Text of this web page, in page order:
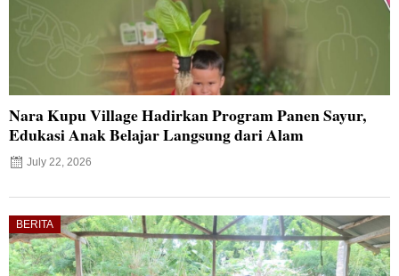
Nara Kupu Village Hadirkan Program Panen Sayur,
Edukasi Anak Belajar Langsung dari Alam
July 22, 2026
BERITA